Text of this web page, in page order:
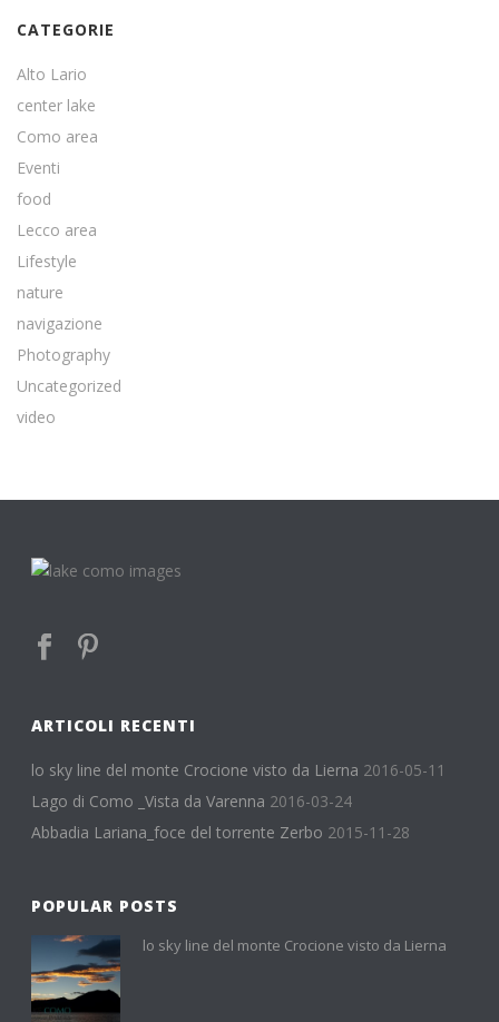
CATEGORIE
Alto Lario
center lake
Como area
Eventi
food
Lecco area
Lifestyle
nature
navigazione
Photography
Uncategorized
video
ARTICOLI RECENTI
lo sky line del monte Crocione visto da Lierna 2016-05-11
Lago di Como _Vista da Varenna 2016-03-24
Abbadia Lariana_foce del torrente Zerbo 2015-11-28
POPULAR POSTS
lo sky line del monte Crocione visto da Lierna